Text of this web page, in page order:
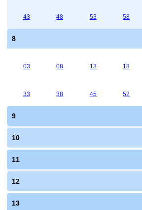
43 48 53 58
8
03 08 13 18
33 38 45 52
9
10
11
12
13